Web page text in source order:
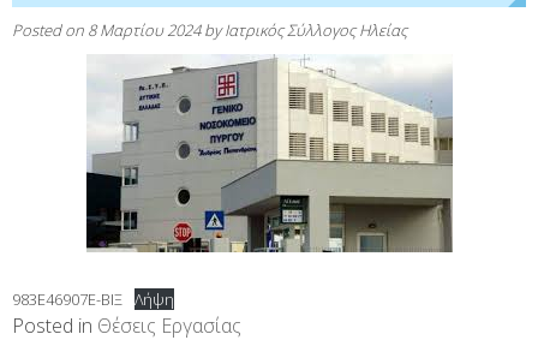
Posted on 8 Μαρτίου 2024byΙατρικός Σύλλογος Ηλείας
983Ε46907Ε-ΒΙΞ Λήψη
Posted in Θέσεις Εργασίας